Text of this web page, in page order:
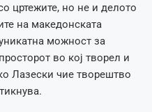
цртежите, но не и делото
на македонската
можност за
во кој творел и
Лазески чие творештво